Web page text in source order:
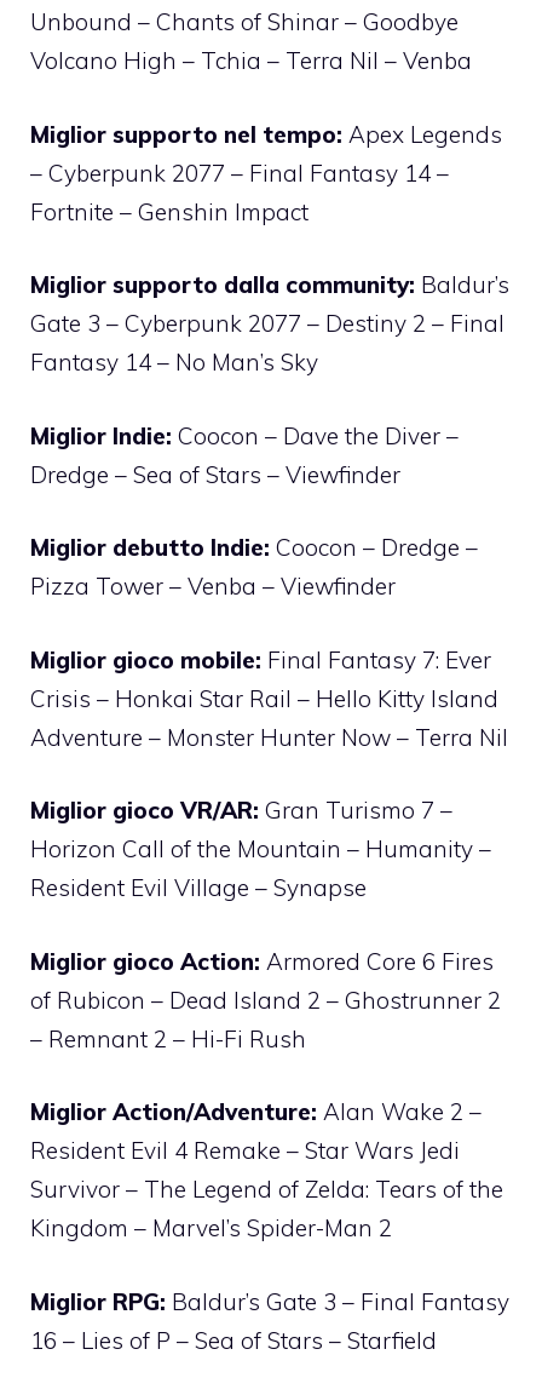
Unbound – Chants of Shinar – Goodbye
Volcano High – Tchia – Terra Nil – Venba
Miglior supporto nel tempo: Apex Legends
– Cyberpunk 2077 – Final Fantasy 14 –
Fortnite – Genshin Impact
Miglior supporto dalla community: Baldur’s
Gate 3 – Cyberpunk 2077 – Destiny 2 – Final
Fantasy 14 – No Man’s Sky
Miglior Indie: Coocon – Dave the Diver –
Dredge – Sea of Stars – Viewfinder
Miglior debutto Indie: Coocon – Dredge –
Pizza Tower – Venba – Viewfinder
Miglior gioco mobile: Final Fantasy 7: Ever
Crisis – Honkai Star Rail – Hello Kitty Island
Adventure – Monster Hunter Now – Terra Nil
Miglior gioco VR/AR: Gran Turismo 7 –
Horizon Call of the Mountain – Humanity –
Resident Evil Village – Synapse
Miglior gioco Action: Armored Core 6 Fires
of Rubicon – Dead Island 2 – Ghostrunner 2
– Remnant 2 – Hi-Fi Rush
Miglior Action/Adventure: Alan Wake 2 –
Resident Evil 4 Remake – Star Wars Jedi
Survivor – The Legend of Zelda: Tears of the
Kingdom – Marvel’s Spider-Man 2
Miglior RPG: Baldur’s Gate 3 – Final Fantasy
16 – Lies of P – Sea of Stars – Starfield